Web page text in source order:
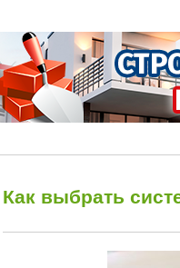
Как выбрать